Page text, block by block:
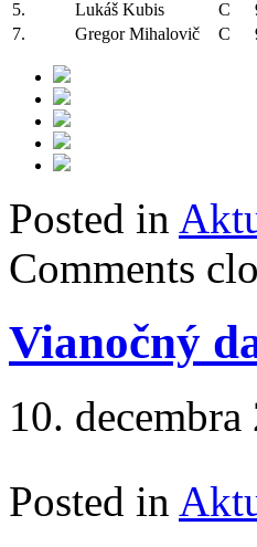
5.
Lukáš Kubis C
7.
Gregor Mihalovič C
Posted in
Comments
Vianočný
10. decembra
Posted in